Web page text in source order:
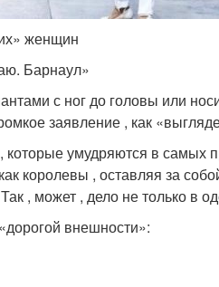
женщин
Барнаул»
с ног до головы или
заявление , как
умудряются в самых
королевы , оставляя за
, может , дело не только в
внешности»: